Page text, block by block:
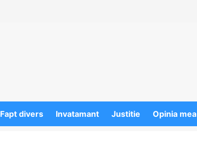
Fapt divers Invatamant Justitie Opinia mea